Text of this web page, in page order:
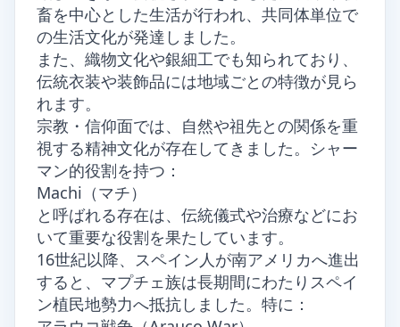
畜を中心とした生活が行われ、共同体単位で
の生活文化が発達しました。
また、織物文化や銀細工でも知られており、
伝統衣装や装飾品には地域ごとの特徴が見ら
れます。
宗教・信仰面では、自然や祖先との関係を重
視する精神文化が存在してきました。シャー
マン的役割を持つ：
Machi（マチ）
と呼ばれる存在は、伝統儀式や治療などにお
いて重要な役割を果たしています。
16世紀以降、スペイン人が南アメリカへ進出
すると、マプチェ族は長期間にわたりスペイ
ン植民地勢力へ抵抗しました。特に：